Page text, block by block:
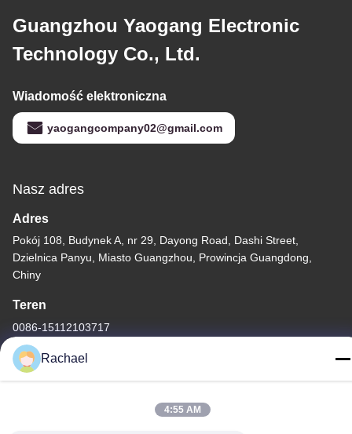
Guangzhou Yaogang Electronic
Technology Co., Ltd.
Wiadomość elektroniczna
yaogangcompany02@gmail.com
Nasz adres
Adres
Pokój 108, Budynek A, nr 29, Dayong Road, Dashi Street,
Dzielnica Panyu, Miasto Guangzhou, Prowincja Guangdong,
Chiny
Teren
0086-15112103717
Rachael
4:55 AM